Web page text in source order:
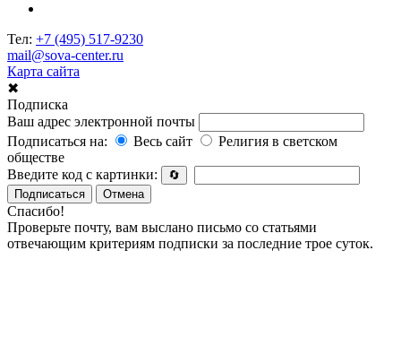
Тел: +7 (495) 517-9230
mail@sova-center.ru
Карта сайта
✖
Подписка
Ваш адрес электронной почты
Подписаться на:
Весь сайт
Религия в светском
обществе
Введите код с картинки:
🔄
Подписаться
Отмена
Спасибо!
Проверьте почту, вам выслано письмо со статьями
отвечающим критериям подписки за последние трое суток.